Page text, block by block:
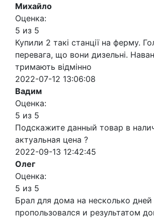
Михайло
Оценка:
5 из 5
Купили 2 такі станції на ферму.
перевага, що вони дизельні.
тримають відмінно
2022-07-12 13:06:08
Вадим
Оценка:
5 из 5
Подскажите данный товар в
актуальная цена ?
2022-09-13 12:42:45
Олег
Оценка:
5 из 5
Брал для дома на несколько дней
пропользовался и результатом